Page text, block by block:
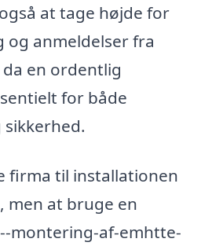
at tage højde for
anmeldelser fra
en ordentlig
for både
firma til installationen
men at bruge en
montering-af-emhtte-